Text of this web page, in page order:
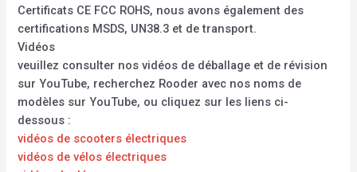
Certificats CE FCC ROHS, nous avons également des
certifications MSDS, UN38.3 et de transport.
Vidéos
veuillez consulter nos vidéos de déballage et de révision
sur YouTube, recherchez Rooder avec nos noms de
modèles sur YouTube, ou cliquez sur les liens ci-
dessous :
vidéos de scooters électriques
vidéos de vélos électriques